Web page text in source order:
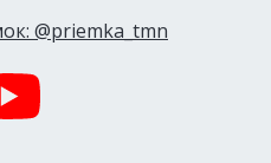
@priemka_tmn